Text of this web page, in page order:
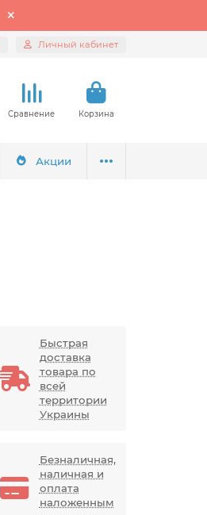
Личный кабинет
Сравнение Корзина
Акции
Быстрая
доставка
товара по
всей
территории
Украины
Безналичная,
наличная и
оплата
наложенным